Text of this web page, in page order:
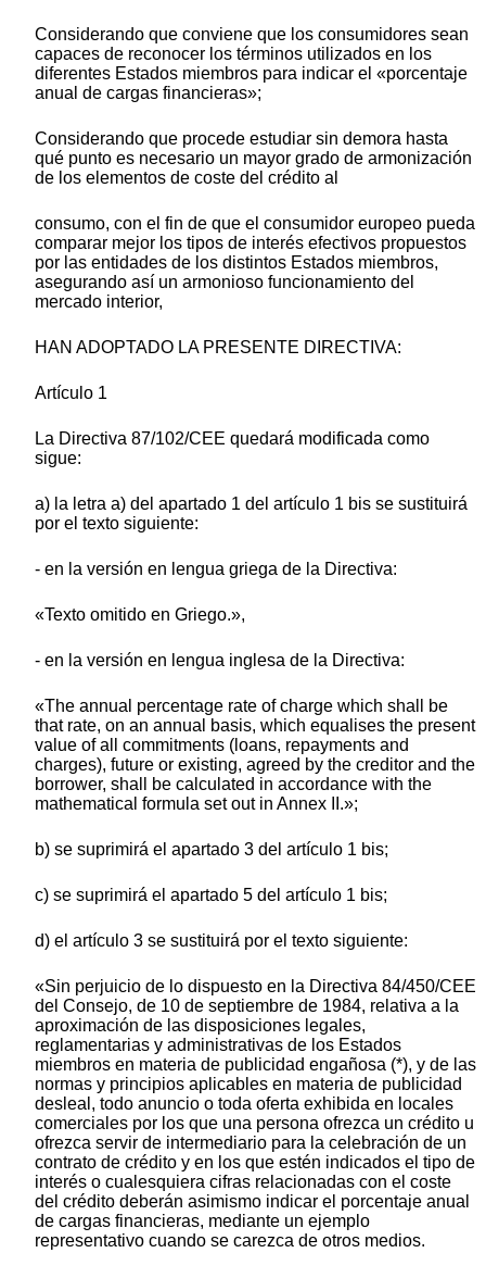
Considerando que conviene que los consumidores sean
capaces de reconocer los términos utilizados en los
diferentes Estados miembros para indicar el «porcentaje
anual de cargas financieras»;
Considerando que procede estudiar sin demora hasta
qué punto es necesario un mayor grado de armonización
de los elementos de coste del crédito al
consumo, con el fin de que el consumidor europeo pueda
comparar mejor los tipos de interés efectivos propuestos
por las entidades de los distintos Estados miembros,
asegurando así un armonioso funcionamiento del
mercado interior,
HAN ADOPTADO LA PRESENTE DIRECTIVA:
Artículo 1
La Directiva 87/102/CEE quedará modificada como
sigue:
a) la letra a) del apartado 1 del artículo 1 bis se sustituirá
por el texto siguiente:
- en la versión en lengua griega de la Directiva:
«Texto omitido en Griego.»,
- en la versión en lengua inglesa de la Directiva:
«The annual percentage rate of charge which shall be
that rate, on an annual basis, which equalises the present
value of all commitments (loans, repayments and
charges), future or existing, agreed by the creditor and the
borrower, shall be calculated in accordance with the
mathematical formula set out in Annex II.»;
b) se suprimirá el apartado 3 del artículo 1 bis;
c) se suprimirá el apartado 5 del artículo 1 bis;
d) el artículo 3 se sustituirá por el texto siguiente:
«Sin perjuicio de lo dispuesto en la Directiva 84/450/CEE
del Consejo, de 10 de septiembre de 1984, relativa a la
aproximación de las disposiciones legales,
reglamentarias y administrativas de los Estados
miembros en materia de publicidad engañosa (*), y de las
normas y principios aplicables en materia de publicidad
desleal, todo anuncio o toda oferta exhibida en locales
comerciales por los que una persona ofrezca un crédito u
ofrezca servir de intermediario para la celebración de un
contrato de crédito y en los que estén indicados el tipo de
interés o cualesquiera cifras relacionadas con el coste
del crédito deberán asimismo indicar el porcentaje anual
de cargas financieras, mediante un ejemplo
representativo cuando se carezca de otros medios.